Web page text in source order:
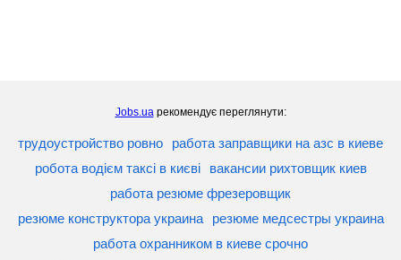
Jobs.uaрекомендує переглянути:
трудоустройство ровно
работа заправщики на азс в киеве
робота водієм таксі в києві
вакансии рихтовщик киев
работа резюме фрезеровщик
резюме конструктора украина
резюме медсестры украина
работа охранником в киеве срочно